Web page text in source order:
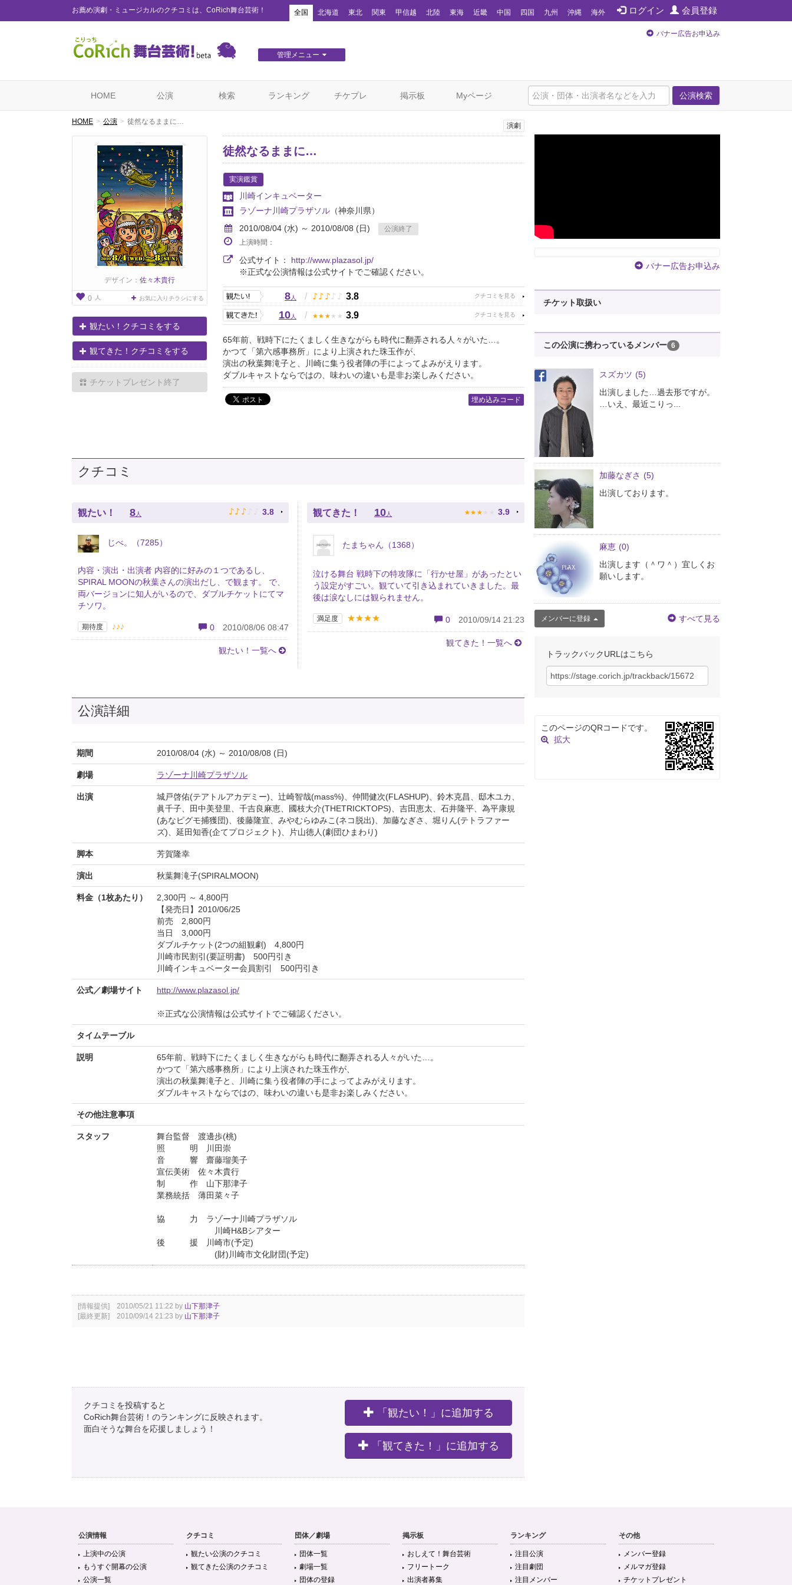
お薦め演劇・ミュージカルのクチコミは、CoRich舞台芸術！ ログイン 会員登録
全国 北海道 東北 関東 甲信越 北陸 東海 近畿 中国 四国 九州 沖縄 海外
管理メニュー
バナー広告お申込み
公演検索
HOME 公演 検索 ランキング チケプレ 掲示板 Myページ
HOME 公演 徒然なるままに…
デザイン： 佐々木貴行
0 人 お気に入りチラシにする
観たい！クチコミをする
観てきた！クチコミをする
チケットプレゼント終了
演劇
徒然なるままに…
実演鑑賞
川崎インキュベーター
ラゾーナ川崎プラザソル （神奈川県）
2010/08/04 (水) ～ 2010/08/08 (日)
公演終了
上演時間：
公式サイト： http://www.plazasol.jp/
※正式な公演情報は公式サイトでご確認ください。
8人 / ♪ ♪ ♪ ♪ ♪ 3.8
10人 / ★ ★ ★ ★ ★ 3.9
65年前、戦時下にたくましく生きながらも時代に翻弄される人々がいた…。
かつて「第六感事務所」により上演された珠玉作が、
演出の秋葉舞滝子と、川崎に集う役者陣の手によってよみがえります。
ダブルキャストならではの、味わいの違いも是非お楽しみください。
埋め込みコード
クチコミ
観たい！ 8 人 ♪ ♪ ♪ ♪ ♪ 3.8
じべ。（7285）
内容・演出・出演者 内容的に好みの１つであるし、
SPIRAL MOONの秋葉さんの演出だし、で観ます。 で、
両バージョンに知人がいるので、ダブルチケットにてマ
チソワ。
期待度 ♪♪♪ 0 2010/08/06 08:47
観たい！一覧へ
観てきた！ 10 人 ★ ★ ★ ★ ★ 3.9
たまちゃん（1368）
泣ける舞台 戦時下の特攻隊に「行かせ屋」があったとい
う設定がすごい。観ていて引き込まれていきました。最
後は涙なしには観られません。
満足度 ★★★★ 0 2010/09/14 21:23
観てきた！一覧へ
公演詳細
期間 2010/08/04 (水) ～ 2010/08/08 (日)
劇場 ラゾーナ川崎プラザソル
出演
城戸啓佑(テアトルアカデミー)、辻崎智哉(mass%)、仲間健次(FLASHUP)、鈴木克昌、邸木ユカ、
眞千子、田中美登里、千吉良麻恵、國枝大介(THETRICKTOPS)、吉田恵太、石井隆平、為平康規
(あなピグモ捕獲団)、後藤隆宣、みやむらゆみこ(ネコ脱出)、加藤なぎさ、堀りん(テトラファー
ズ)、延田知香(企てプロジェクト)、片山徳人(劇団ひまわり)
脚本 芳賀隆幸
演出 秋葉舞滝子(SPIRALMOON)
料金（1枚あたり）
2,300円 ～ 4,800円
【発売日】2010/06/25
前売 2,800円
当日 3,000円
ダブルチケット(2つの組観劇) 4,800円
川崎市民割引(要証明書) 500円引き
川崎インキュベーター会員割引 500円引き
公式／劇場サイト http://www.plazasol.jp/
※正式な公演情報は公式サイトでご確認ください。
タイムテーブル
説明
65年前、戦時下にたくましく生きながらも時代に翻弄される人々がいた…。
かつて「第六感事務所」により上演された珠玉作が、
演出の秋葉舞滝子と、川崎に集う役者陣の手によってよみがえります。
ダブルキャストならではの、味わいの違いも是非お楽しみください。
その他注意事項
スタッフ
舞台監督 渡邊歩(桃)
照 明 川田崇
音 響 齋藤瑠美子
宣伝美術 佐々木貴行
制 作 山下那津子
業務統括 薄田菜々子
協 力 ラゾーナ川崎プラザソル
川崎H&Bシアター
後 援 川崎市(予定)
(財)川崎市文化財団(予定)
[情報提供] 2010/05/21 11:22 by 山下那津子
[最終更新] 2010/09/14 21:23 by 山下那津子
クチコミを投稿すると
CoRich舞台芸術！のランキングに反映されます。
面白そうな舞台を応援しましょう！
「観たい！」に追加する
「観てきた！」に追加する
バナー広告お申込み
チケット取扱い
この公演に携わっているメンバー 6
スズカツ (5)
出演しました…過去形ですが。
…いえ、最近こりっ...
加藤なぎさ (5)
出演しております。
麻恵 (0)
出演します（＾ワ＾）宜しくお
願いします。
メンバーに登録 すべて見る
トラックバックURLはこちら
このページのQRコードです。
拡大
公演情報
上演中の公演
もうすぐ開幕の公演
公演一覧
クチコミ
観たい公演のクチコミ
観てきた公演のクチコミ
団体／劇場
団体一覧
劇場一覧
団体の登録
掲示板
おしえて！舞台芸術
フリートーク
出演者募集
ランキング
注目公演
注目劇団
注目メンバー
その他
メンバー登録
メルマガ登録
チケットプレゼント